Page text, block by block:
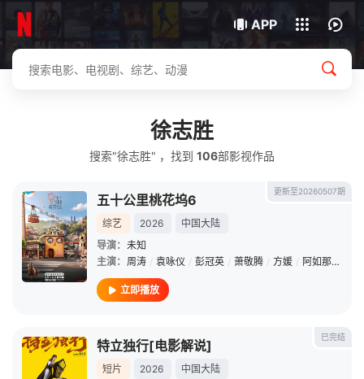
APP
下载客户端
我的观影记录
徐志胜
搜索"徐志胜" ，找到 106部影视作品
更新至20260507期
五十公里桃花坞6
综艺 2026
中国大陆
导演： 未知
主演： 周涛 / 袁咏仪 / 彭冠英 / 萧敬腾 / 方媛 / 阿如那 /
立即播放
已完结
特立独行[电影解说]
短片 2026
中国大陆